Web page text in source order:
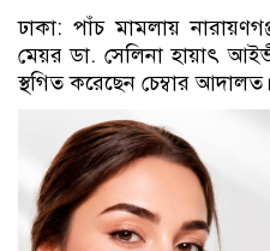
ঢাকা: পাঁচ মামলায়
মেয়র ডা. সেলিনা হায়াৎ
স্থগিত করেছেন চেম্বার আদালত।